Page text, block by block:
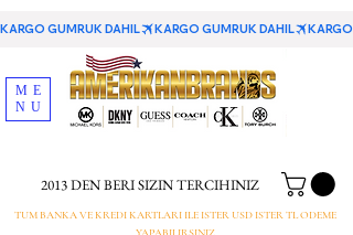
KARGO GUMRUK DAHIL
2013 DEN BERI SIZIN TERCIHINIZ
TUM BANKA VE KREDI KARTLARI ILE ISTER USD ISTER TL ODEME
ME
NU